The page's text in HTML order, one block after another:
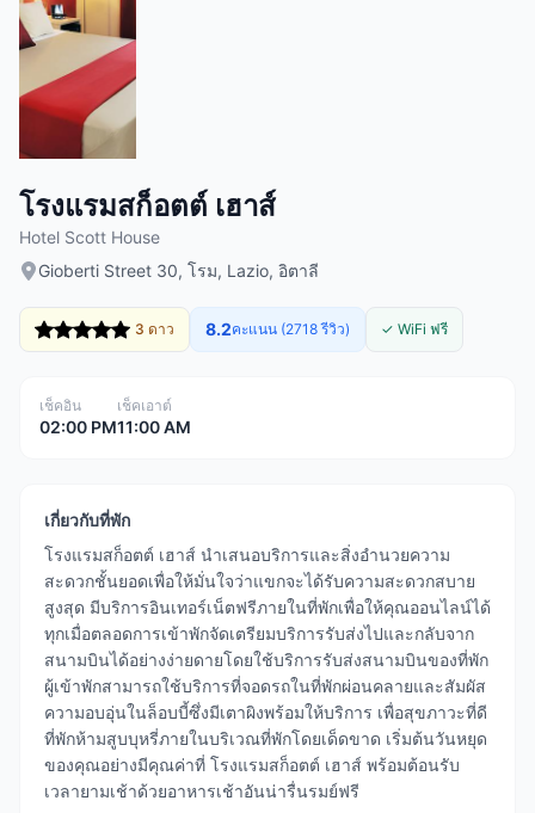
โรงแรมสก็อตต์ เฮาส์
Hotel Scott House
Gioberti Street 30, โรม, Lazio, อิตาลี
3 ดาว 8.2คะแนน (2718 รีวิว) ✓ WiFi ฟรี
เช็คอิน
02:00 PM
เช็คเอาต์
11:00 AM
เกี่ยวกับที่พัก
โรงแรมสก็อตต์ เฮาส์ นำเสนอบริการและสิ่งอำนวยความ
สะดวกชั้นยอดเพื่อให้มั่นใจว่าแขกจะได้รับความสะดวกสบาย
สูงสุด มีบริการอินเทอร์เน็ตฟรีภายในที่พักเพื่อให้คุณออนไลน์ได้
ทุกเมื่อตลอดการเข้าพักจัดเตรียมบริการรับส่งไปและกลับจาก
สนามบินได้อย่างง่ายดายโดยใช้บริการรับส่งสนามบินของที่พัก
ผู้เข้าพักสามารถใช้บริการที่จอดรถในที่พักผ่อนคลายและสัมผัส
ความอบอุ่นในล็อบบี้ซึ่งมีเตาผิงพร้อมให้บริการ เพื่อสุขภาวะที่ดี
ที่พักห้ามสูบบุหรี่ภายในบริเวณที่พักโดยเด็ดขาด เริ่มต้นวันหยุด
ของคุณอย่างมีคุณค่าที่ โรงแรมสก็อตต์ เฮาส์ พร้อมต้อนรับ
เวลายามเช้าด้วยอาหารเช้าอันน่ารื่นรมย์ฟรี